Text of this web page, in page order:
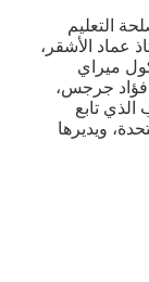
التعليم
عماد الأشقر،
ميراي
فؤاد جرجس،
تابع
ويديرها